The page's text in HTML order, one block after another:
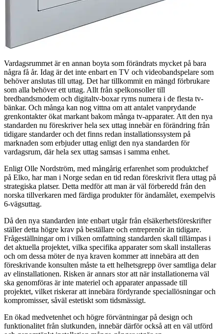
Vardagsrummet är en annan boyta som förändrats mycket på bara
några få år. Idag är det inte enbart en TV och videobandspelare som
behöver anslutas till uttag. Det har tillkommit en mängd förbrukare
som alla behöver ett uttag. Allt från spelkonsoller till
bredbandsmodem och digitaltv-boxar ryms numera i de flesta tv-
bänkar. Och många kan nog vittna om att antalet vanprydande
grenkontakter ökat markant bakom många tv-apparater. Att den nya
standarden nu föreskriver hela sex uttag innebär en förändring från
tidigare standarder och det finns redan installationssystem på
marknaden som erbjuder uttag enligt den nya standarden för
vardagsrum, där hela sex uttag samsas i samma enhet.
Enligt Olle Nordström, med mångårig erfarenhet som produktchef
på Elko, har man i Norge sedan en tid redan föreskrivit flera uttag på
strategiska platser. Detta medför att man är väl förberedd från den
norska tillverkaren med färdiga produkter för ändamålet, exempelvis
6-vägsuttag.
Då den nya standarden inte enbart utgår från elsäkerhetsföreskrifter
ställer detta högre krav på beställare och entreprenör än tidigare.
Frågeställningar om i vilken omfattning standarden skall tillämpas i
det aktuella projektet, vilka specifika apparater som skall installeras
och om dessa möter de nya kraven kommer att innebära att den
föreskrivande konsulten måste ta ett helhetsgrepp över samtliga delar
av elinstallationen. Risken är annars stor att när installationerna väl
ska genomföras är inte materiel och apparater anpassade till
projektet, vilket riskerar att innebära fördyrande speciallösningar och
kompromisser, såväl estetiskt som tidsmässigt.
En ökad medvetenhet och högre förväntningar på design och
funktionalitet från slutkunden, innebär därför också att en väl utförd